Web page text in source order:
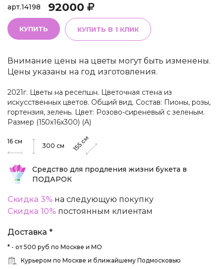
арт.14198 92000
КУПИТЬ КУПИТЬ В 1 КЛИК
Внимание цены на цветы могут быть изменены.
Цены указаны на год изготовления.
2021г. Цветы на ресепшн. Цветочная стена из
искусственных цветов. Общий вид. Состав: Пионы, розы,
гортензия, зелень. Цвет: Розово-сиреневый с зеленым.
Размер (150х16х300) (А)
16 см
300 см 155
см
Средство для продления жизни букета в
ПОДАРОК
Скидка 3% на следующую покупку
Скидка 10% постоянным клиентам
Доставка *
* - от 500 руб по Москве и МО
Курьером по Москве и ближайшему Подмосковью